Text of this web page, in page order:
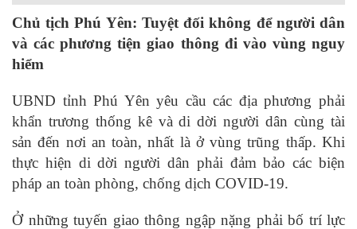
Chủ tịch Phú Yên: Tuyệt đối không để người dân
và các phương tiện giao thông đi vào vùng nguy
hiểm
UBND tỉnh Phú Yên yêu cầu các địa phương phải
khẩn trương thống kê và di dời người dân cùng tài
sản đến nơi an toàn, nhất là ở vùng trũng thấp. Khi
thực hiện di dời người dân phải đảm bảo các biện
pháp an toàn phòng, chống dịch COVID-19.
Ở những tuyến giao thông ngập nặng phải bố trí lực